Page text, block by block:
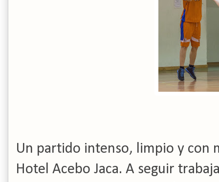
Un partido intenso, limpio y con
Hotel Acebo Jaca. A seguir